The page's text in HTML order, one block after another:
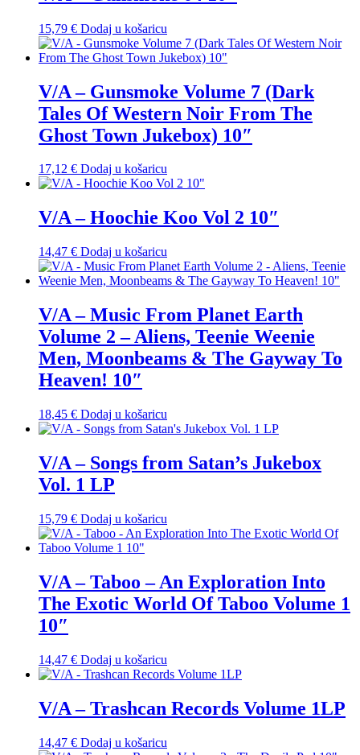
15,79 € Dodaj u košaricu
V/A – Gunsmoke Volume 7 (Dark
Tales Of Western Noir From The
Ghost Town Jukebox) 10″
17,12 € Dodaj u košaricu
V/A – Hoochie Koo Vol 2 10″
14,47 € Dodaj u košaricu
V/A – Music From Planet Earth
Volume 2 – Aliens, Teenie Weenie
Men, Moonbeams & The Gayway To
Heaven! 10″
18,45 € Dodaj u košaricu
V/A – Songs from Satan’s Jukebox
Vol. 1 LP
15,79 € Dodaj u košaricu
V/A – Taboo – An Exploration Into
The Exotic World Of Taboo Volume 1
10″
14,47 € Dodaj u košaricu
V/A – Trashcan Records Volume 1LP
14,47 € Dodaj u košaricu